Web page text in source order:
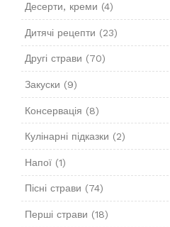
Десерти, креми (4)
Дитячі рецепти (23)
Другі страви (70)
Закуски (9)
Консервація (8)
Кулінарні підказки (2)
Напої(1)
Пісні страви (74)
Перші страви (18)